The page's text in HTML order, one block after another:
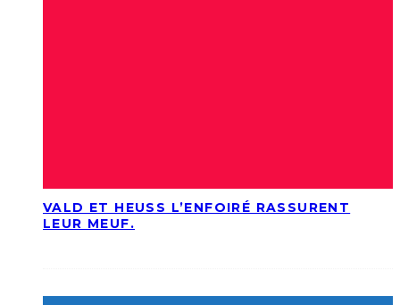
VALD ET HEUSS L’ENFOIRÉ RASSURENT
LEUR MEUF.